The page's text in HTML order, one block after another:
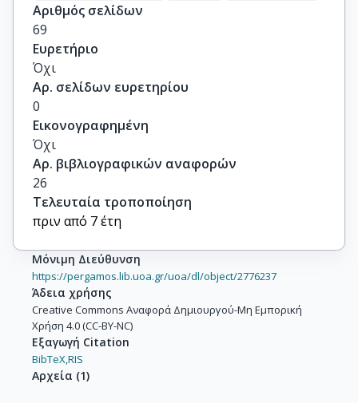
Αριθμός σελίδων
69
Ευρετήριο
Όχι
Αρ. σελίδων ευρετηρίου
0
Εικονογραφημένη
Όχι
Αρ. βιβλιογραφικών αναφορών
26
Τελευταία τροποποίηση
πριν από 7 έτη
Μόνιμη Διεύθυνση
https://pergamos.lib.uoa.gr/uoa/dl/object/2776237
Άδεια χρήσης
Creative Commons Αναφορά Δημιουργού-Μη Εμπορική
Χρήση 4.0 (CC-BY-NC)
Εξαγωγή Citation
BibTeX,RIS
Αρχεία (1)